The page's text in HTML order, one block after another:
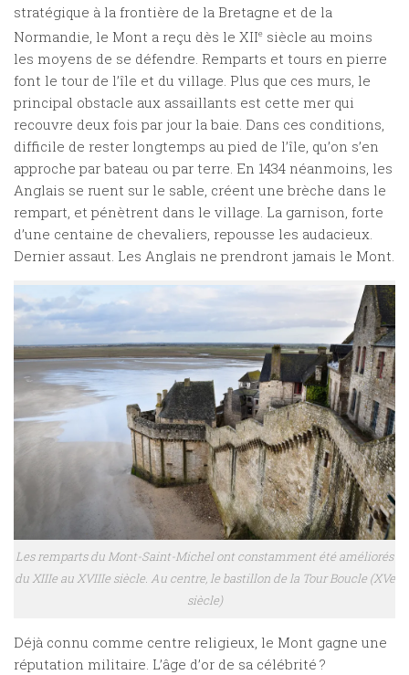
stratégique à la frontière de la Bretagne et de la
Normandie, le Mont a reçu dès le XIIe siècle au moins
les moyens de se défendre. Remparts et tours en pierre
font le tour de l’île et du village. Plus que ces murs, le
principal obstacle aux assaillants est cette mer qui
recouvre deux fois par jour la baie. Dans ces conditions,
difficile de rester longtemps au pied de l’île, qu’on s’en
approche par bateau ou par terre. En 1434 néanmoins, les
Anglais se ruent sur le sable, créent une brèche dans le
rempart, et pénètrent dans le village. La garnison, forte
d’une centaine de chevaliers, repousse les audacieux.
Dernier assaut. Les Anglais ne prendront jamais le Mont.
Les remparts du Mont-Saint-Michel ont constamment été améliorés
du XIIIe au XVIIIe siècle. Au centre, le bastillon de la Tour Boucle (XVe
siècle)
Déjà connu comme centre religieux, le Mont gagne une
réputation militaire. L’âge d’or de sa célébrité ?